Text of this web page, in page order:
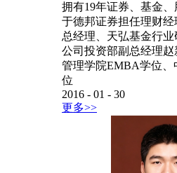
拥有19年证券、基金
于德邦证券担任理财
总经理、天弘基金行
公司投资部副总经理
管理学院EMBA学位、
位
2016 - 01 - 30
更多>>